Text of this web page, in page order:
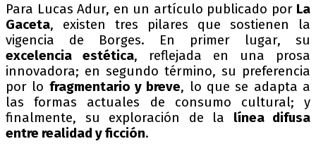
Para Lucas Adur, en un artículo publicado por La
Gaceta, existen tres pilares que sostienen la
vigencia de Borges. En primer lugar, su
excelencia estética, reflejada en una prosa
innovadora; en segundo término, su preferencia
por lo fragmentario y breve, lo que se adapta a
las formas actuales de consumo cultural; y
finalmente, su exploración de la línea difusa
entre realidad y ficción.